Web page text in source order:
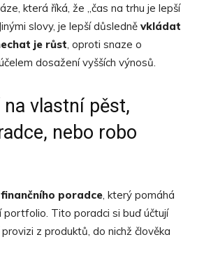
která říká, že „čas na trhu je lepší
slovy, je lepší důsledně vkládat
je růst, oproti snaze o
dosažení vyšších výnosů.
vlastní pěst,
nebo robo
finančního poradce, který pomáhá
Tito poradci si buď účtují
z produktů, do nichž člověka